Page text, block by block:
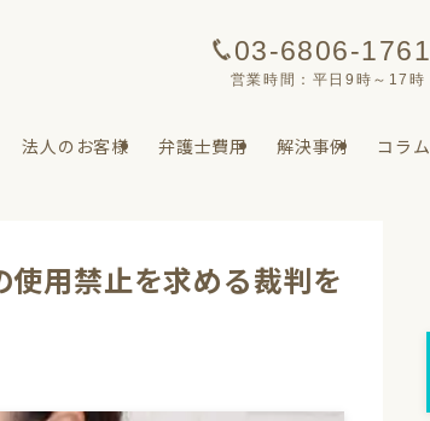
法人のお客様 弁護士費用 解決事例 コラム
03-6806-1761
営業時間：平日9時～17時
用禁止を求める裁判を